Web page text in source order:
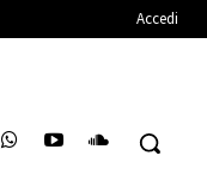
Accedi